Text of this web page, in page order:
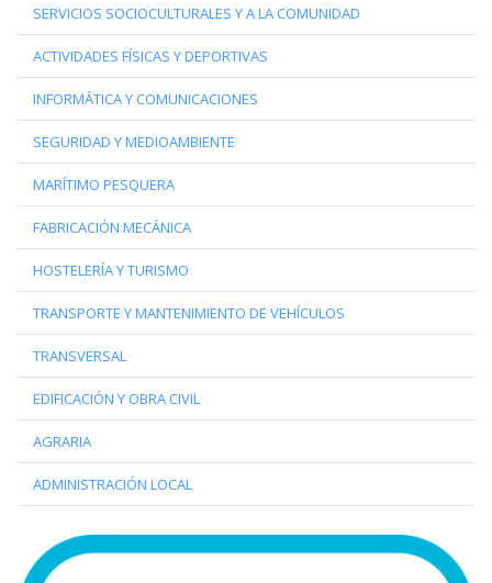
SERVICIOS SOCIOCULTURALES Y A LA COMUNIDAD
ACTIVIDADES FÍSICAS Y DEPORTIVAS
INFORMÁTICA Y COMUNICACIONES
SEGURIDAD Y MEDIOAMBIENTE
MARÍTIMO PESQUERA
FABRICACIÓN MECÁNICA
HOSTELERÍA Y TURISMO
TRANSPORTE Y MANTENIMIENTO DE VEHÍCULOS
TRANSVERSAL
EDIFICACIÓN Y OBRA CIVIL
AGRARIA
ADMINISTRACIÓN LOCAL